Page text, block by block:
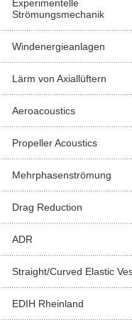
Experimentelle
Strömungsmechanik
Windenergieanlagen
Lärm von Axiallüftern
Aeroacoustics
Propeller Acoustics
Mehrphasenströmung
Drag Reduction
ADR
Straight/Curved Elastic
EDIH Rheinland